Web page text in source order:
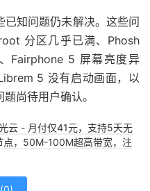
知问题仍未解决。这些问
分区几乎已满、Phosh
、Fairphone 5 屏幕亮度异
5 没有启动画面，以
尚待用户确认。
云 - 月付仅41元，支持5天无
点，50M-100M超高带宽，注